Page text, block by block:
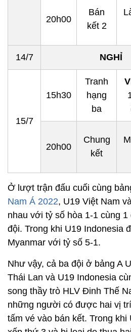
20h00
Bán
kết 2
14/7 NGHỈ
15/7
15h30
Tranh
hạng
ba
20h00
Chung
kết
Ở lượt trận đấu cuối cùng
Nam Á 2022, U19 Việt Nam
nhau với tỷ số hòa 1-1 cùng 1
đội. Trong khi U19 Indonesia
Myanmar với tỷ số 5-1.
Như vậy, cả ba đội ở bảng A
Thái Lan và U19 Indonesia
song thầy trò HLV Đinh Thế
những người có được hai vị
tấm vé vào bán kết. Trong khi